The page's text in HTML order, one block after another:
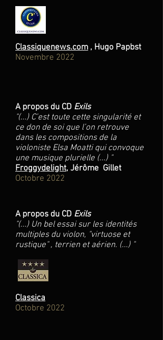
Classiquenews.com , Hugo Papbst
Novembre 2022
A propos du CD Exils
"(...) C’est toute cette singularité et
ce don de soi que l’on retrouve
dans les compositions de la
violoniste Elsa Moatti qui convoque
une musique plurielle (...) "
Froggydelight, Jérôme Gillet
Octobre 2022
A propos du CD Exils
"(...) Un bel essai sur les identités
multiples du violon, "virtuose et
rustique" , terrien et aérien. (...) "
Classica
Octobre 2022